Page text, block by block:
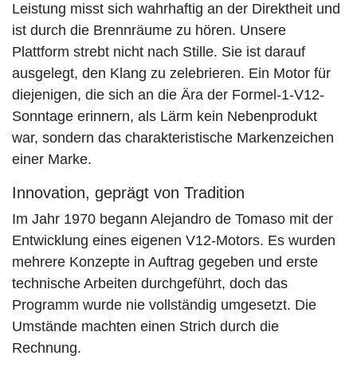
Leistung misst sich wahrhaftig an der Direktheit und
ist durch die Brennräume zu hören. Unsere
Plattform strebt nicht nach Stille. Sie ist darauf
ausgelegt, den Klang zu zelebrieren. Ein Motor für
diejenigen, die sich an die Ära der Formel-1-V12-
Sonntage erinnern, als Lärm kein Nebenprodukt
war, sondern das charakteristische Markenzeichen
einer Marke.
Innovation, geprägt von Tradition
Im Jahr 1970 begann Alejandro de Tomaso mit der
Entwicklung eines eigenen V12-Motors. Es wurden
mehrere Konzepte in Auftrag gegeben und erste
technische Arbeiten durchgeführt, doch das
Programm wurde nie vollständig umgesetzt. Die
Umstände machten einen Strich durch die
Rechnung.